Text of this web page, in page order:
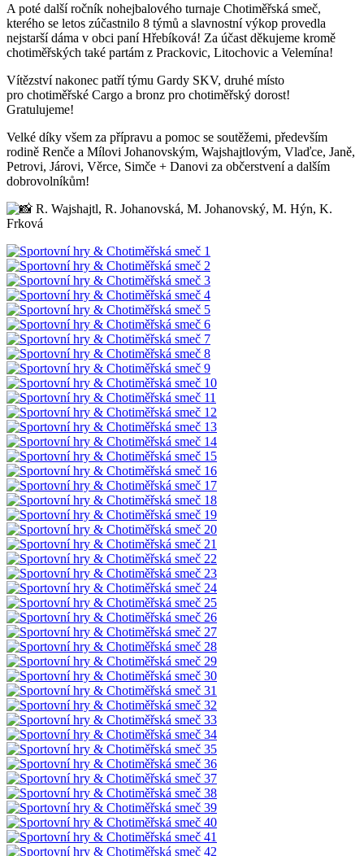
A poté další ročník nohejbalového turnaje Chotiměřská smeč,
kterého se letos zúčastnilo 8 týmů a slavnostní výkop provedla
nejstarší dáma v obci paní Hřebíková! Za účast děkujeme kromě
chotiměřských také partám z Prackovic, Litochovic a Velemína!
Vítězství nakonec patří týmu Gardy SKV, druhé místo
pro chotiměřské Cargo a bronz pro chotiměřský dorost!
Gratulujeme!
Velké díky všem za přípravu a pomoc se soutěžemi, především
rodině Renče a Mílovi Johanovským, Wajshajtlovým, Vlaďce, Janě,
Petrovi, Járovi, Věrce, Simče + Danovi za občerstvení a dalším
dobrovolníkům!
R. Wajshajtl, R. Johanovská, M. Johanovský, M. Hýn, K.
Frková